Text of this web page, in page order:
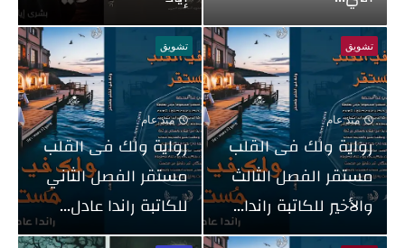
تشويق
منذ عام
رواية ولك فى القلب
مستقر الفصل الثالث
والأخير للكاتبة راندا...
تشويق
منذ عام
رواية ولك فى القلب
مستقر الفصل الثاني
للكاتبة راندا عادل...